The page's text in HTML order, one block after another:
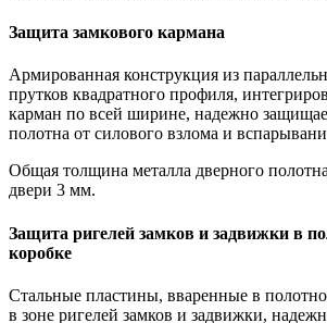
Защита замкового кармана
Армированная конструкция из
прутков квадратного профиля,
карман по всей ширине, надежно
полотна от силового взлома и
Общая толщина металла дверного
двери 3 мм.
Защита ригелей замков и задвижки в
коробке
Стальные пластины, вваренные в
в зоне ригелей замков и задвижки,